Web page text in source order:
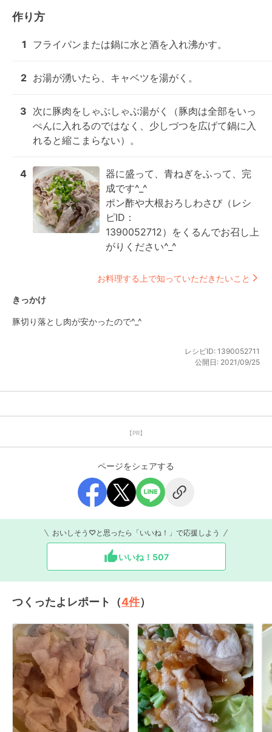
作り方
1 フライパンまたは鍋に水と酒を入れ沸かす。
2 お湯が湧いたら、キャベツを湯がく。
3 次に豚肉をしゃぶしゃぶ湯がく（豚肉は全部をいっ
ぺんに入れるのではなく、少しづつを広げて鍋に入
れると縮こまらない）。
4
器に盛って、青ねぎをふって、完
成です^_^
ポン酢や大根おろしわさび（レシ
ピID：
1390052712）をくるんでお召し上
がりください^_^
お料理する上で知っていただきたいこと
きっかけ
豚切り落とし肉が安かったので^_^
レシピID: 1390052711
公開日: 2021/09/25
【PR】
ページをシェアする
おいしそう♡と思ったら「いいね！」で応援しよう
いいね！ 507
つくったよレポート（4件）